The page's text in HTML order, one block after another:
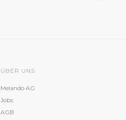
ÜBER UNS
Melando AG
Jobs
AGB